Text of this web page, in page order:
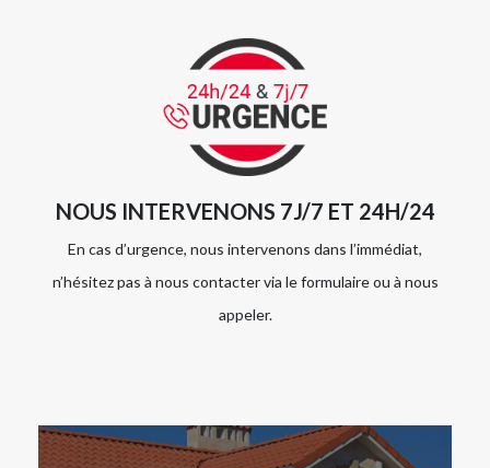
NOUS INTERVENONS 7J/7 ET 24H/24
En cas d’urgence, nous intervenons dans l’immédiat,
n’hésitez pas à nous contacter via le formulaire ou à nous
appeler.